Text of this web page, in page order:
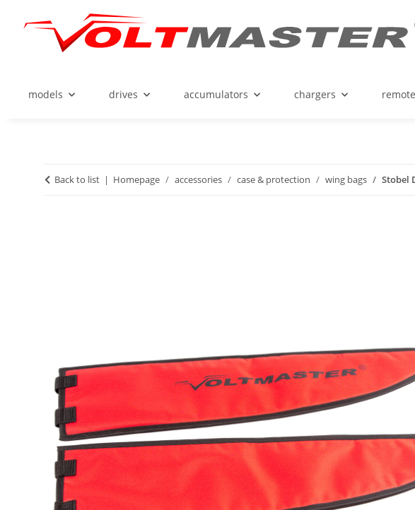
models drives accumulators chargers
Back to list Homepage accessories case & protection wing bags Stobel